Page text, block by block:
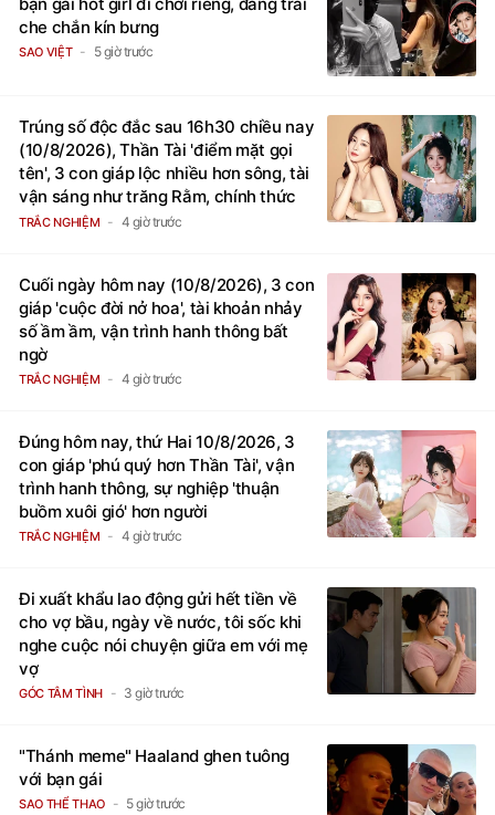
che chắn kín bưng
SAO VIỆT 5 giờ trước
Trúng số độc đắc sau 16h30 chiều nay
(10/8/2026), Thần Tài 'điểm mặt gọi
tên', 3 con giáp lộc nhiều hơn sông, tài
vận sáng như trăng Rằm, chính thức
hết khổ
TRẮC NGHIỆM 4 giờ trước
Cuối ngày hôm nay (10/8/2026), 3 con
giáp 'cuộc đời nở hoa', tài khoản nhảy
số ầm ầm, vận trình hanh thông bất
ngờ
TRẮC NGHIỆM 4 giờ trước
Đúng hôm nay, thứ Hai 10/8/2026, 3
con giáp 'phú quý hơn Thần Tài', vận
trình hanh thông, sự nghiệp 'thuận
buồm xuôi gió' hơn người
TRẮC NGHIỆM 4 giờ trước
Đi xuất khẩu lao động gửi hết tiền về
cho vợ bầu, ngày về nước, tôi sốc khi
nghe cuộc nói chuyện giữa em với mẹ
vợ
GÓC TÂM TÌNH 3 giờ trước
"Thánh meme" Haaland ghen tuông
với bạn gái
SAO THỂ THAO 5 giờ trước